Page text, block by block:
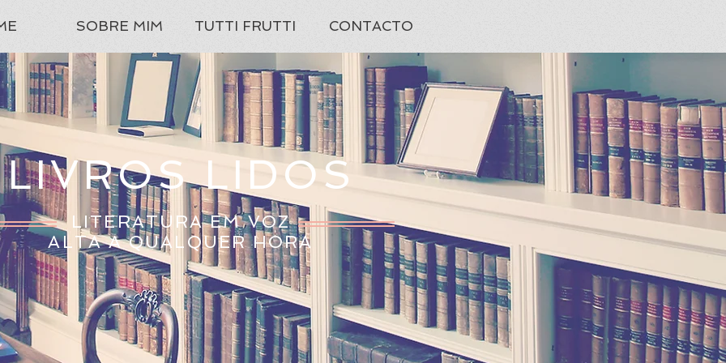
SOBRE MIM TUTTI FRUTTI CONTACTO
LIVROS LIDOS
LITERATURA EM VOZ
ALTA A QUALQUER HORA